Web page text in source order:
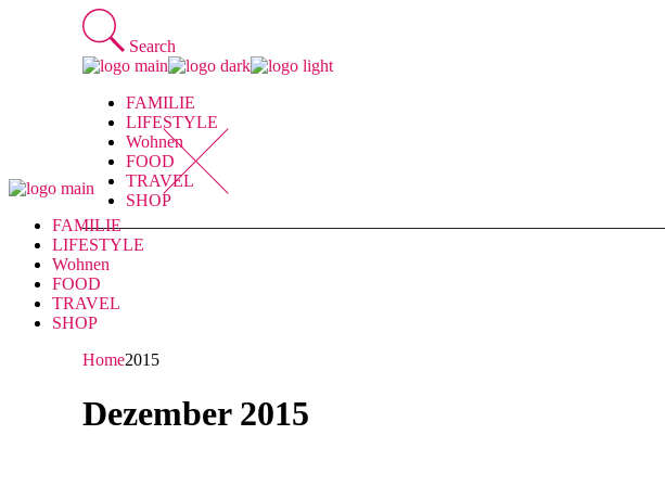
Search
FAMILIE
LIFESTYLE
Wohnen
FOOD
TRAVEL
SHOP
FAMILIE
LIFESTYLE
Wohnen
FOOD
TRAVEL
SHOP
Home2015
Dezember 2015